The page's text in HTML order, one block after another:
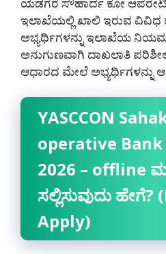
ಇಲಾಖೆಯಲ್ಲಿ ಖಾಲಿ ಇರುವ ವಿವಿಧ
ಅಭ್ಯರ್ಥಿಗಳನ್ನು ಇಲಾಖೆಯ
ಅನುಗುಣವಾಗಿ ದಾಖಲಾತಿ
ಆಧಾರದ ಮೇಲೆ ಅಭ್ಯರ್ಥಿಗಳನ್ನು
YASCCON
operative
2026 – offline
ಸಲ್ಲಿಸುವುದು
Apply)